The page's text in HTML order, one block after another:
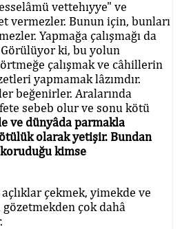
vettehıyye" ve
vermezler. Bunun için, bunları
Yapmağa çalışmağı da
ki, bu yolun
çalışmak ve câhillerin
yapmamak lâzımdır.
beğenirler. Aralarında
sebeb olur ve sonu kötü
ve dünyâda parmakla
olarak yetişir. Bundan
kimse
çekmek, yimekde ve
çok dahâ